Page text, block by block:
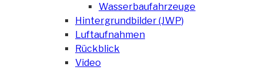
Wasserbaufahrzeuge
Hintergrundbilder (JWP)
Luftaufnahmen
Rückblick
Video